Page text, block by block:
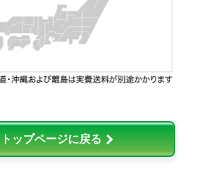
トップページに戻る